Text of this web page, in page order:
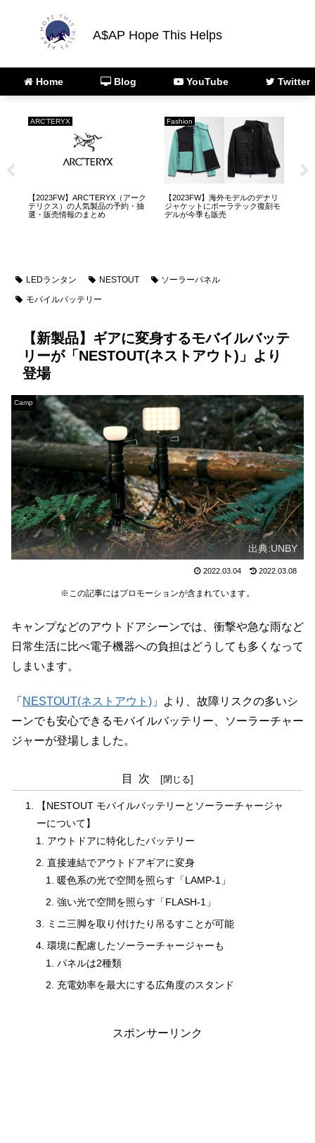
A$AP Hope This Helps
Home Blog YouTube Twitter
Camp
【2023年1月】ZANEARTS（ゼイ
ンアーツ）のLEDランタン「ジ
グ」の再販・再入荷・抽選販売に
Fashion
【2023FW】バルトロライトジャ
ケット(ND92340)の予約・抽選・
販売情報について
LEDランタン NESTOUT
ソーラーパネル
モバイルバッテリー
【新製品】ギアに変身するモバイルバッテ
リーが「NESTOUT(ネストアウト)」より
登場
Camp
出典:UNBY
2022.03.04 2022.03.08
※この記事にはプロモーションが含まれています。
キャンプなどのアウトドアシーンでは、衝撃や急な雨など
日常生活に比べ電子機器への負担はどうしても多くなって
しまいます。
「 NESTOUT(ネストアウト) 」より、故障リスクの多いシ
ーンでも安心できるモバイルバッテリー、ソーラーチャー
ジャーが登場しました。
目次
【NESTOUT モバイルバッテリーとソーラーチャージャ
ーについて】
アウトドアに特化したバッテリー
直接連結でアウトドアギアに変身
暖色系の光で空間を照らす「LAMP-1」
強い光で空間を照らす「FLASH-1」
ミニ三脚を取り付けたり吊るすことが可能
環境に配慮したソーラーチャージャーも
パネルは2種類
充電効率を最大にする広角度のスタンド
スポンサーリンク